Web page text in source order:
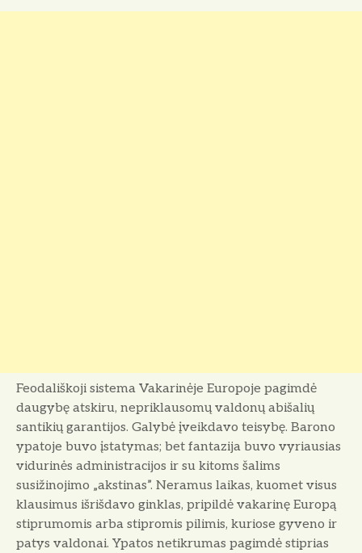
Feodališkoji sistema Vakarinėje Europoje pagimdė
daugybę atskiru, nepriklausomų valdonų abišalių
santikių garantijos. Galybė įveikdavo teisybę. Barono
ypatoje buvo įstatymas; bet fantazija buvo vyriausias
vidurinės administracijos ir su kitoms šalims
susižinojimo „akstinas”. Neramus laikas, kuomet visus
klausimus išrišdavo ginklas, pripildė vakarinę Europą
stiprumomis arba stipromis pilimis, kuriose gyveno ir
patys valdonai. Ypatos netikrumas pagimdė stiprias